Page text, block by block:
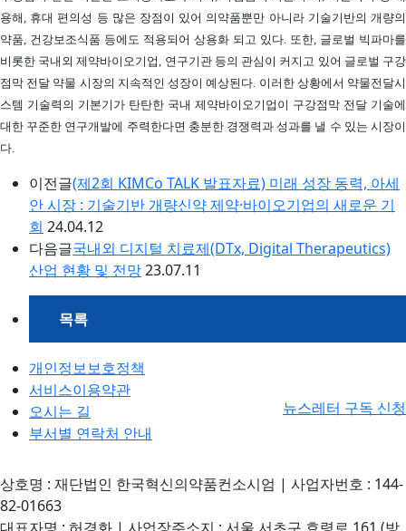
용해, 휴대 편의성 등 많은 장점이 있어 의약품뿐만 아니라 기술기반의 개량의
약품, 건강보조식품 등에도 적용되어 상용화 되고 있다. 또한, 글로벌 빅파마를
비롯한 국내외 제약바이오기업, 연구기관 등의 관심이 커지고 있어 글로벌 구강
점막 전달 약물 시장의 지속적인 성장이 예상된다. 이러한 상황에서 약물전달시
스템 기술력의 기본기가 탄탄한 국내 제약바이오기업이 구강점막 전달 기술에
대한 꾸준한 연구개발에 주력한다면 충분한 경쟁력과 성과를 낼 수 있는 시장이
다.
이전글(제2회 KIMCo TALK 발표자료) 미래 성장 동력, 아세
안 시장 : 기술기반 개량신약 제약·바이오기업의 새로운 기
회 24.04.12
다음글국내외 디지털 치료제(DTx, Digital Therapeutics)
산업 현황 및 전망23.07.11
목록
개인정보보호정책
서비스이용약관
오시는 길
부서별 연락처 안내
뉴스레터 구독 신청
상호명 : 재단법인 한국혁신의약품컨소시엄 | 사업자번호 : 144-
82-01663
대표자명 : 허경화 | 사업장주소지 : 서울 서초구 효령로 161 (방